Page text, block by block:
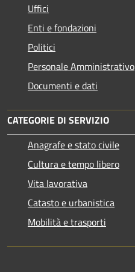
Uffici
Enti e fondazioni
Politici
Personale Amministrativo
Documenti e dati
CATEGORIE DI SERVIZIO
Anagrafe e stato civile
Cultura e tempo libero
Vita lavorativa
Catasto e urbanistica
Mobilità e trasporti